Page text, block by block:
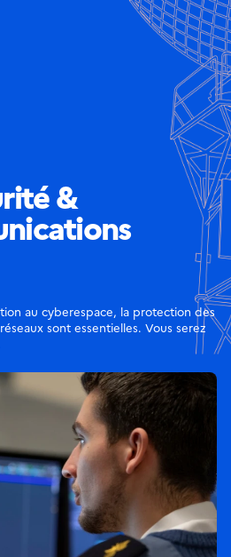
&
au cyberespace, la protection des
sont essentielles. Vous serez